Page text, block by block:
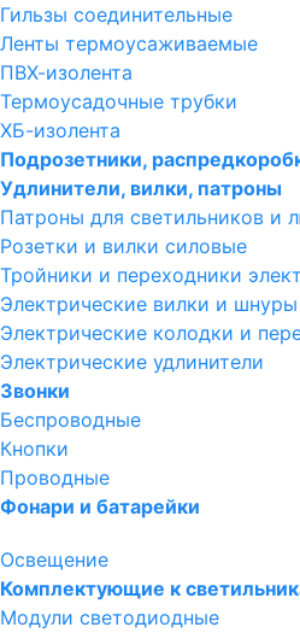
Гильзы соединительные
Ленты термоусаживаемые
ПВХ-изолента
Термоусадочные трубки
ХБ-изолента
Подрозетники,
Удлинители, вилки, патроны
Патроны для светильников и
Розетки и вилки силовые
Тройники и переходники
Электрические вилки и
Электрические колодки и
Электрические удлинители
Звонки
Беспроводные
Кнопки
Проводные
Фонари и батарейки
Освещение
Комплектующие к
Модули светодиодные